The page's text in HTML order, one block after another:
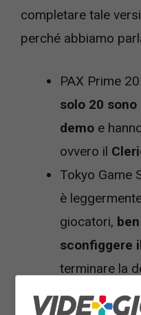
completare tale
perché abbiamo
PAX Prime
solo 20
demo e
ovvero il
Tokyo Game
è
giocatori,
sconfiggere
terminare la
From Software non